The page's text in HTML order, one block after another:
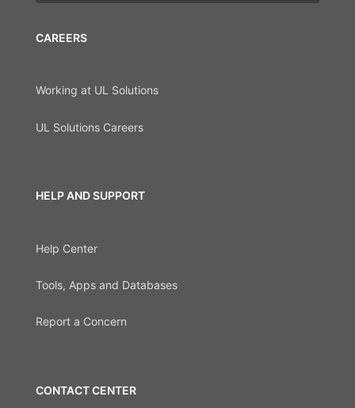
CAREERS
Working at UL Solutions
UL Solutions Careers
HELP AND SUPPORT
Help Center
Tools, Apps and Databases
Report a Concern
CONTACT CENTER